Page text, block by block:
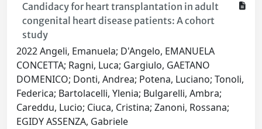
Candidacy for heart transplantation in adult
congenital heart disease patients: A cohort
study
2022 Angeli, Emanuela; D'Angelo, EMANUELA
CONCETTA; Ragni, Luca; Gargiulo, GAETANO
DOMENICO; Donti, Andrea; Potena, Luciano; Tonoli,
Federica; Bartolacelli, Ylenia; Bulgarelli, Ambra;
Careddu, Lucio; Ciuca, Cristina; Zanoni, Rossana;
EGIDY ASSENZA, Gabriele